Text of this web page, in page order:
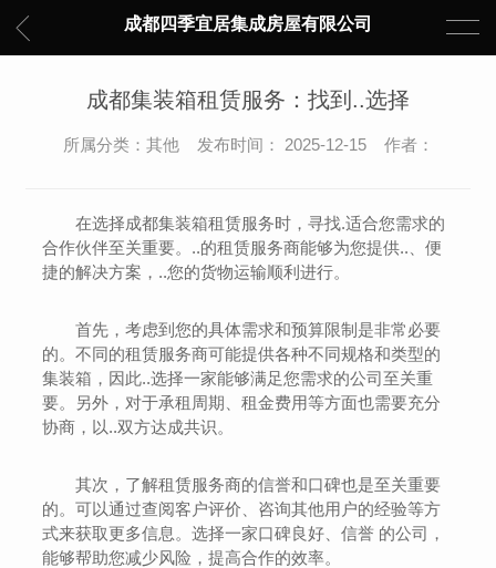
成都四季宜居集成房屋有限公司
成都集装箱租赁服务：找到..选择
所属分类：其他 发布时间： 2025-12-15 作者：
在选择成都集装箱租赁服务时，寻找.适合您需求的
合作伙伴至关重要。..的租赁服务商能够为您提供..、便
捷的解决方案，..您的货物运输顺利进行。
首先，考虑到您的具体需求和预算限制是非常必要
的。不同的租赁服务商可能提供各种不同规格和类型的
集装箱，因此..选择一家能够满足您需求的公司至关重
要。另外，对于承租周期、租金费用等方面也需要充分
协商，以..双方达成共识。
其次，了解租赁服务商的信誉和口碑也是至关重要
的。可以通过查阅客户评价、咨询其他用户的经验等方
式来获取更多信息。选择一家口碑良好、信誉 的公司，
能够帮助您减少风险，提高合作的效率。